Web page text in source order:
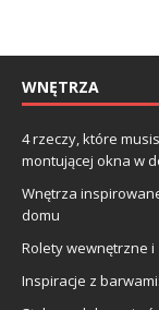
WNĘTRZA
4 rzeczy, które
montującej okna w
Wnętrza
domu
Rolety wewnętrzne
Inspiracje z